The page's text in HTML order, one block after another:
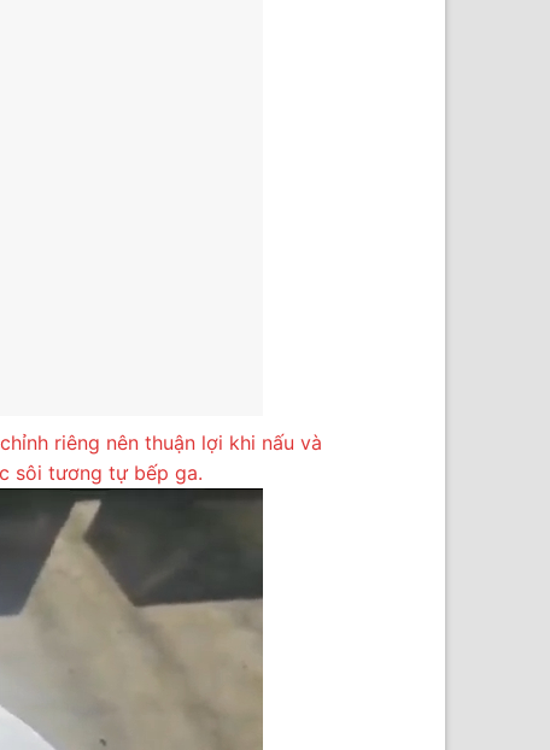
riêng nên thuận lợi khi nấu và
sôi tương tự bếp ga.